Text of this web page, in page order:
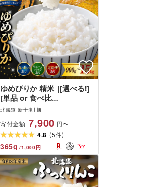
ゆめぴりか 精米 |[選べる!]
[単品 or 食べ比
べ]or[900g〜15kg]or [定期
新十津川 北海道産 米 ブラ
ンド ブランド米 お米 北海
道米 道産米 ご飯 ごはん 美
味しい ギフト 贈り物 プレ
ゼント お取り寄せ 新十津川
町
北海道 新十津川町
寄付金額 7,900 円〜
4.8 (5件)
365g /1,000円